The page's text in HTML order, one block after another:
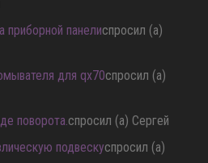
приборной панелиспросил (а)
для qx70спросил (а)
поворота.спросил (а) Сергей
подвескуспросил (а)